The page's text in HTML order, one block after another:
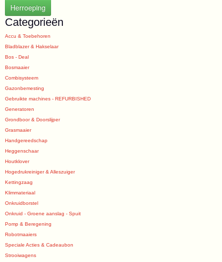
Herroeping
Categorieën
Accu & Toebehoren
Bladblazer & Hakselaar
Bos - Deal
Bosmaaier
Combisysteem
Gazonbemesting
Gebruikte machines - REFURBISHED
Generatoren
Grondboor & Doorslijper
Grasmaaier
Handgereedschap
Heggenschaar
Houtklover
Hogedrukreiniger & Alleszuiger
Kettingzaag
Klimmateriaal
Onkruidborstel
Onkruid - Groene aanslag - Spuit
Pomp & Beregening
Robotmaaiers
Speciale Acties & Cadeaubon
Strooiwagens